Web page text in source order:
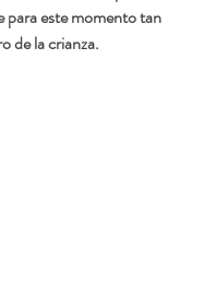
para este momento tan
de la crianza.